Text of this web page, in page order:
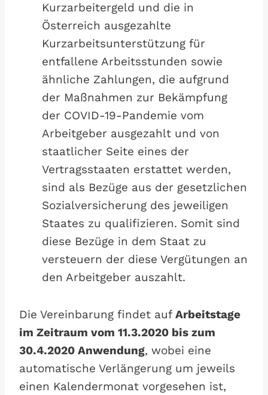
Kurzarbeitergeld und die in
Österreich ausgezahlte
Kurzarbeitsunterstützung für
entfallene Arbeitsstunden sowie
ähnliche Zahlungen, die aufgrund
der Maßnahmen zur Bekämpfung
der COVID-19-Pandemie vom
Arbeitgeber ausgezahlt und von
staatlicher Seite eines der
Vertragsstaaten erstattet werden,
sind als Bezüge aus der gesetzlichen
Sozialversicherung des jeweiligen
Staates zu qualifizieren. Somit sind
diese Bezüge in dem Staat zu
versteuern der diese Vergütungen an
den Arbeitgeber auszahlt.
Die Vereinbarung findet aufArbeitstage
im Zeitraum vom 11.3.2020 bis zum
30.4.2020 Anwendung, wobei eine
automatische Verlängerung um jeweils
einen Kalendermonat vorgesehen ist,